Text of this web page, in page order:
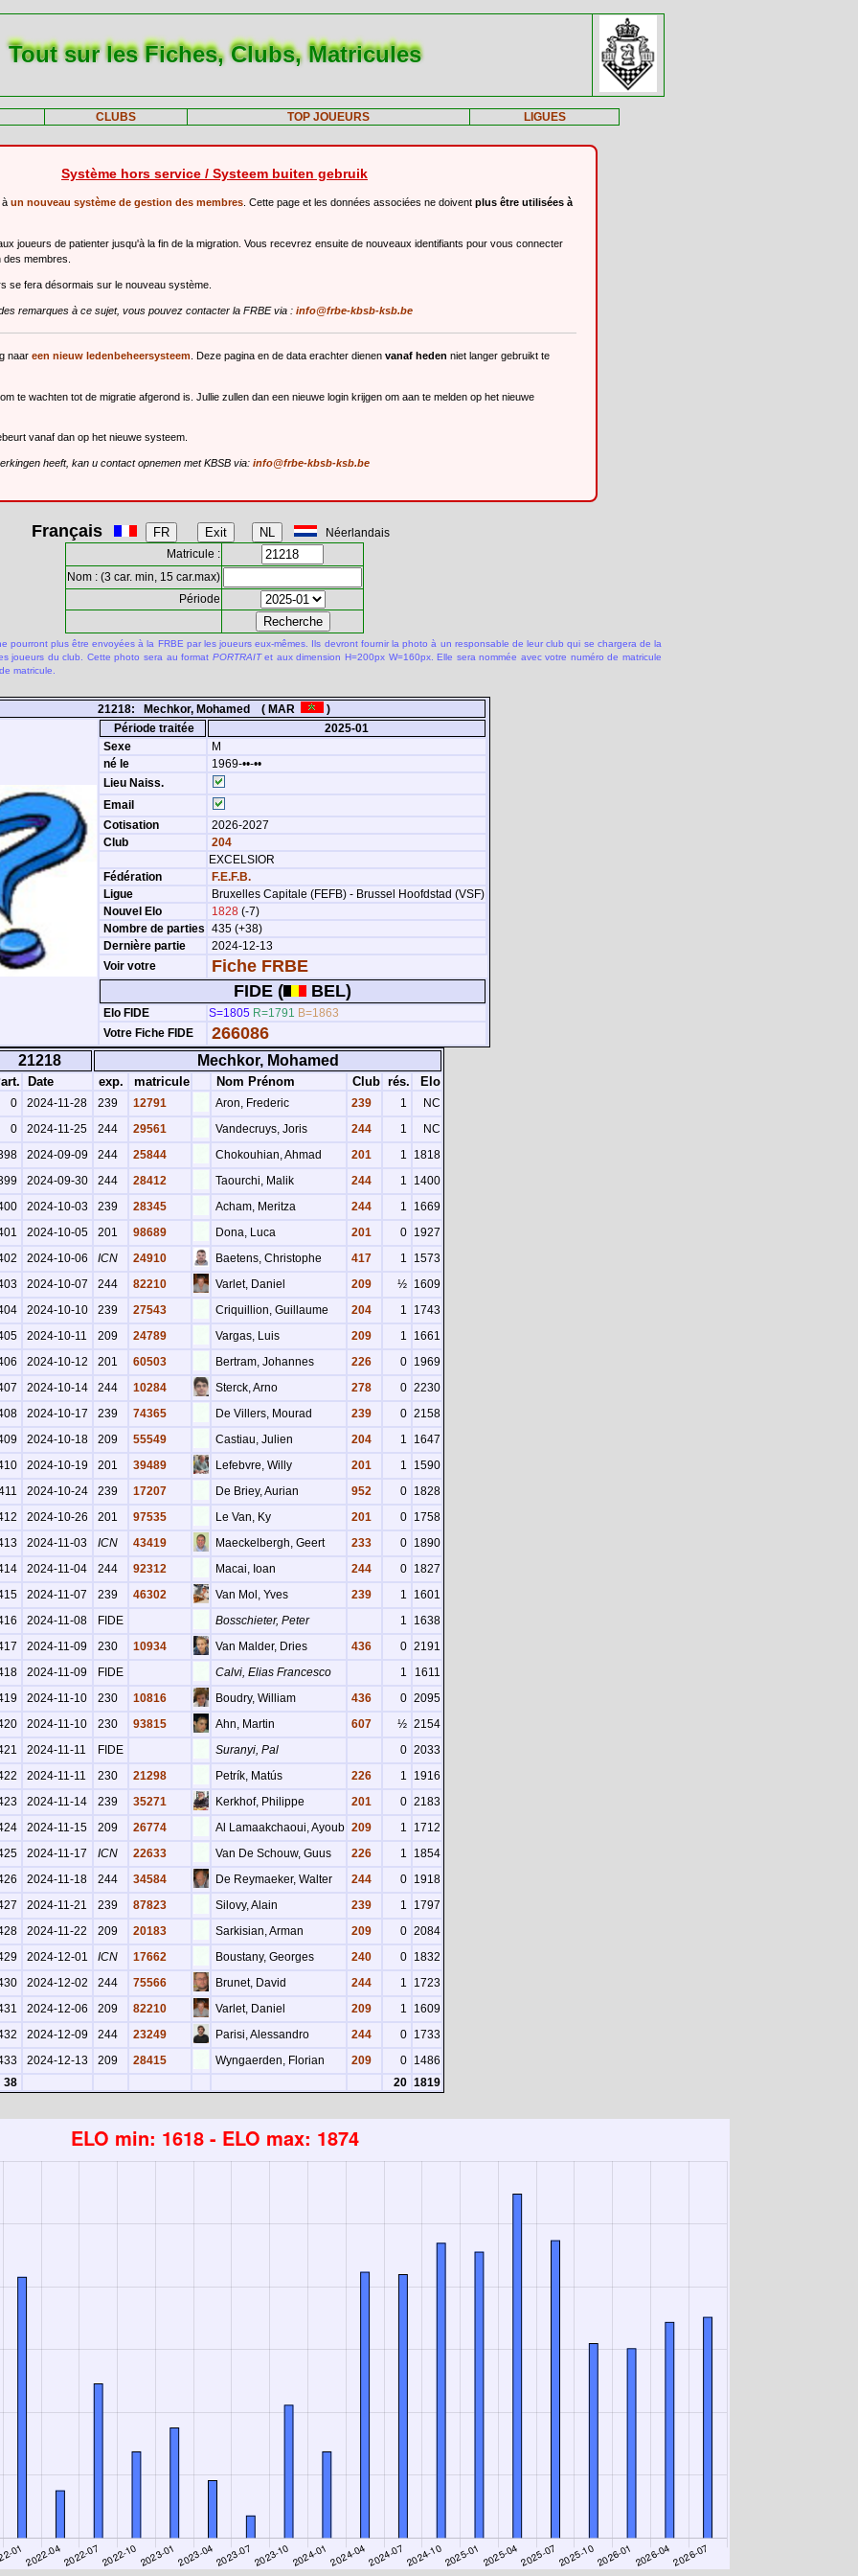
Tout sur les Fiches, Clubs, Matricules
CLUBS TOP JOUEURS LIGUES
Système hors service / Systeem buiten gebruik
à un nouveau système de gestion des membres . Cette page et les données associées ne doivent plus être utilisées à
joueurs de patienter jusqu'à la fin de la migration. Vous recevrez ensuite de nouveaux identifiants pour vous connecter
membres.
se fera désormais sur le nouveau système.
remarques à ce sujet, vous pouvez contacter la FRBE via : info@frbe-kbsb-ksb.be
naar een nieuw ledenbeheersysteem . Deze pagina en de data erachter dienen vanaf heden niet langer gebruikt te
te wachten tot de migratie afgerond is. Jullie zullen dan een nieuwe login krijgen om aan te melden op het nieuwe
vanaf dan op het nieuwe systeem.
heeft, kan u contact opnemen met KBSB via: info@frbe-kbsb-ksb.be
Français
Néerlandais
Matricule :
Nom : (3 car. min, 15 car.max)
Période
pourront plus être envoyées à la FRBE par les joueurs eux-mêmes. Ils devront fournir la photo à un responsable de leur club qui se chargera de la
joueurs du club. Cette photo sera au format PORTRAITet aux dimension H=200px W=160px. Elle sera nommée avec votre numéro de matricule
matricule.
21218: Mechkor, Mohamed ( MAR
)
Période traitée
2025-01
Sexe
M
né le
1969-••-••
Lieu Naiss.
Email
Cotisation
2026-2027
Club
204
EXCELSIOR
Fédération
F.E.F.B.
Ligue
Bruxelles Capitale (FEFB) - Brussel Hoofdstad (VSF)
Nouvel Elo
1828(-7)
Nombre de parties 435 (+38)
Dernière partie
2024-12-13
Voir votre
Fiche FRBE
FIDE (
BEL)
Elo FIDE S=1805 R=1791 B=1863
Votre Fiche FIDE
266086
21218 Mechkor, Mohamed
Date exp. matricule Nom Prénom Club rés. Elo
0 2024-11-28 239 12791 Aron, Frederic 239 1
NC
0
2024-11-25 244 29561 Vandecruys, Joris 244 1
NC
2024-09-09 244 25844 Chokouhian, Ahmad 201 1
1818
2024-09-30 244 28412 Taourchi, Malik 244 1
1400
2024-10-03 239 28345 Acham, Meritza 244 1
1669
2024-10-05 201 98689 Dona, Luca 201 0 1927
2024-10-06 ICN 24910 Baetens, Christophe 417 1
1573
2024-10-07 244 82210 Varlet, Daniel 209 ½ 1609
2024-10-10 239 27543 Criquillion, Guillaume 204 1
1743
2024-10-11 209 24789 Vargas, Luis 209 1
1661
2024-10-12 201 60503 Bertram, Johannes 226 0 1969
2024-10-14 244 10284 Sterck, Arno 278 0 2230
2024-10-17 239 74365 De Villers, Mourad 239 0 2158
2024-10-18 209 55549 Castiau, Julien 204 1
1647
2024-10-19 201 39489 Lefebvre, Willy 201 1
1590
2024-10-24 239 17207 De Briey, Aurian 952 0 1828
2024-10-26 201 97535 Le Van, Ky 201 0 1758
2024-11-03 ICN 43419 Maeckelbergh, Geert 233 0 1890
2024-11-04 244 92312 Macai, Ioan 244 0 1827
2024-11-07 239 46302 Van Mol, Yves 239 1
1601
2024-11-08 FIDE Bosschieter, Peter 1
1638
2024-11-09 230 10934 Van Malder, Dries 436 0 2191
2024-11-09 FIDE Calvi, Elias Francesco 1
1611
2024-11-10 230 10816 Boudry, William 436 0 2095
2024-11-10 230 93815 Ahn, Martin 607 ½ 2154
2024-11-11 FIDE Suranyi, Pal 0 2033
2024-11-11 230 21298 Petrík, Matús 226 1
1916
2024-11-14 239 35271 Kerkhof, Philippe 201 0 2183
2024-11-15 209 26774 Al Lamaakchaoui, Ayoub 209 1
1712
2024-11-17 ICN 22633 Van De Schouw, Guus 226 1
1854
2024-11-18 244 34584 De Reymaeker, Walter 244 0 1918
2024-11-21 239 87823 Silovy, Alain 239 1
1797
2024-11-22 209 20183 Sarkisian, Arman 209 0 2084
2024-12-01 ICN 17662 Boustany, Georges 240 0 1832
2024-12-02 244 75566 Brunet, David 244 1
1723
2024-12-06 209 82210 Varlet, Daniel 209 1
1609
2024-12-09 244 23249 Parisi, Alessandro 244 0 1733
2024-12-13 209 28415 Wyngaerden, Florian 209 0 1486
38
20 1819